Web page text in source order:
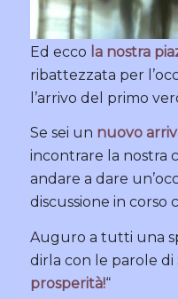
Ed ecco la nostra
ribattezzata per
l’arrivo del primo
Se sei un nuovo
incontrare la nostra
andare a dare
discussione in corso
Auguro a tutti una
dirla con le parole di
prosperità!“